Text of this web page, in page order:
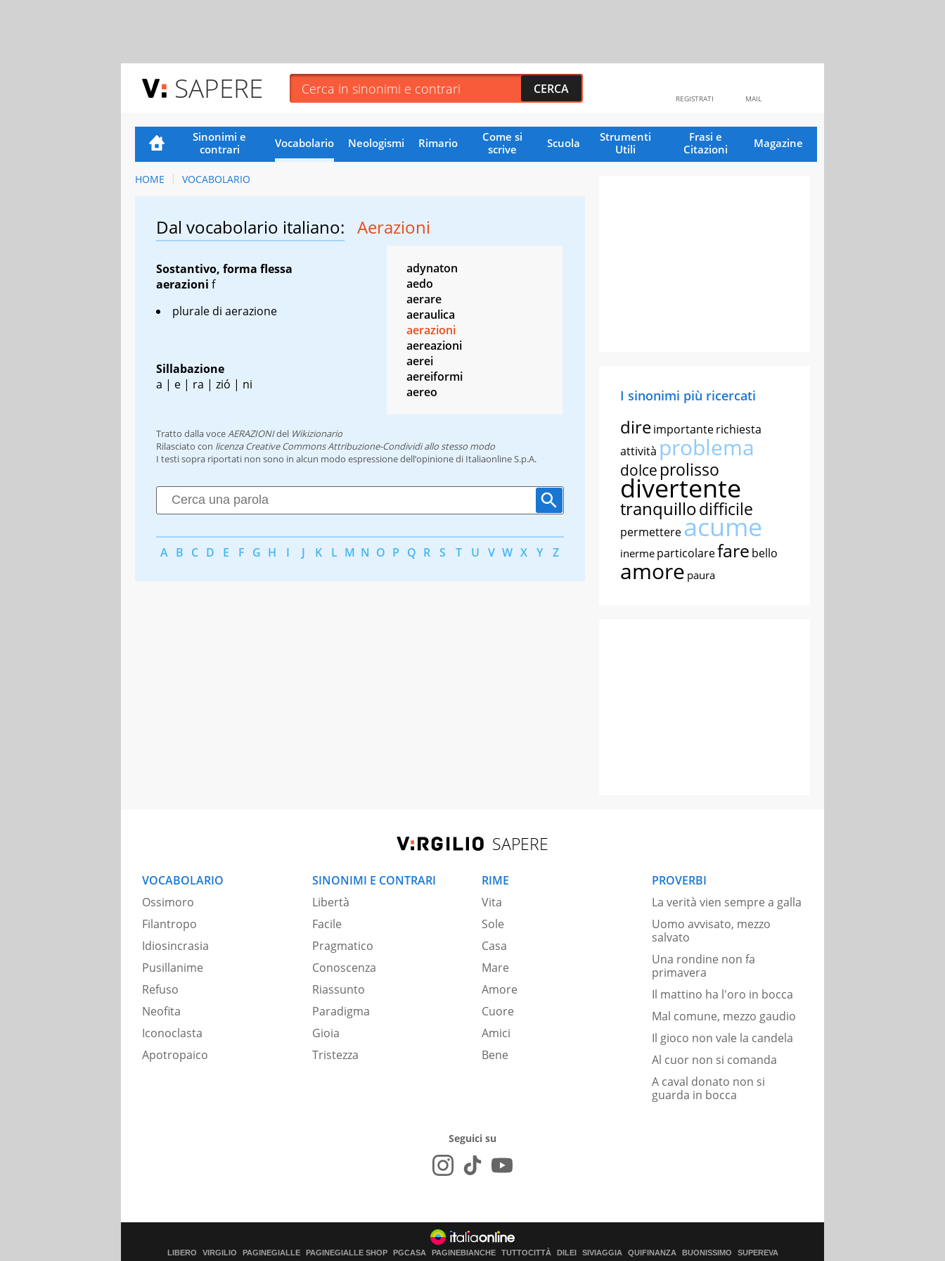
SAPERE MAIL
REGISTRATI
Sinonimi e
contrari
Vocabolario Neologismi Rimario
Come si
scrive
Scuola
Strumenti
Utili
Frasi e
Citazioni
Magazine
HOME VOCABOLARIO
Dal vocabolario italiano: Aerazioni
Sostantivo, forma flessa
aerazioni f
plurale di aerazione
Sillabazione
a | e | ra | zió | ni
adynaton
aedo
aerare
aeraulica
aerazioni
aereazioni
aerei
aereiformi
aereo
Tratto dalla voce AERAZIONIdel Wikizionario
Rilasciato con licenza Creative Commons Attribuzione-Condividi allo stesso modo
I testi sopra riportati non sono in alcun modo espressione dell’opinione di Italiaonline S.p.A.
A B C D E F G H I J K L M N O P Q R S T U V W X Y Z
I sinonimi più ricercati
direimportanterichiesta
attività problema
dolce prolisso
divertente
tranquillodifficile
permettereacume
inerme particolarefare bello
amore paura
SAPERE
VOCABOLARIO
Ossimoro
Filantropo
Idiosincrasia
Pusillanime
Refuso
Neofita
Iconoclasta
Apotropaico
SINONIMI E CONTRARI
Libertà
Facile
Pragmatico
Conoscenza
Riassunto
Paradigma
Gioia
Tristezza
RIME
Vita
Sole
Casa
Mare
Amore
Cuore
Amici
Bene
PROVERBI
La verità vien sempre a galla
Uomo avvisato, mezzo
salvato
Una rondine non fa
primavera
Il mattino ha l'oro in bocca
Mal comune, mezzo gaudio
Il gioco non vale la candela
Al cuor non si comanda
A caval donato non si
guarda in bocca
Seguici su
LIBERO VIRGILIO PAGINEGIALLE PAGINEGIALLE SHOP PGCASA PAGINEBIANCHE TUTTOCITTÀ DILEI SIVIAGGIA QUIFINANZA BUONISSIMO SUPEREVA